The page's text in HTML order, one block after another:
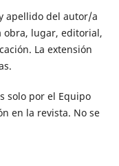
apellido del autor/a
obra, lugar, editorial,
La extensión
solo por el Equipo
en la revista. No se